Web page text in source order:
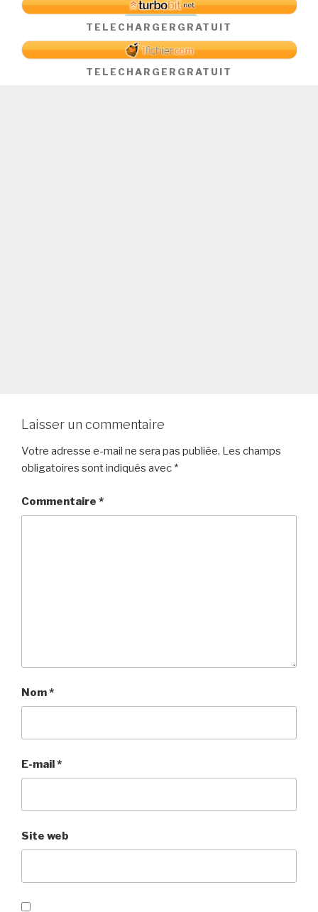
TELECHARGER GRATUIT
TELECHARGER GRATUIT
Laisser un commentaire
Votre adresse e-mail ne sera pas publiée. Les champs
obligatoires sont indiqués avec *
Commentaire *
Nom*
E-mail*
Site web